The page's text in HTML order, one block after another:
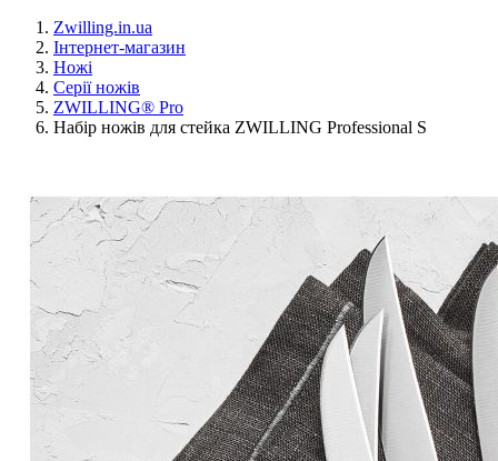
Zwilling.in.ua
Інтернет-магазин
Ножі
Серії ножів
ZWILLING® Pro
Набір ножів для стейка ZWILLING Professional S